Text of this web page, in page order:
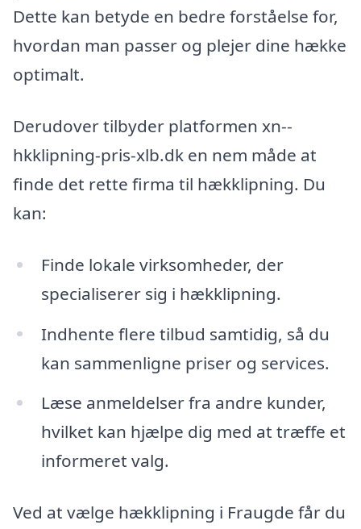
Dette kan betyde en bedre forståelse for,
hvordan man passer og plejer dine hække
optimalt.
Derudover tilbyder platformen xn--
hkklipning-pris-xlb.dk en nem måde at
finde det rette firma til hækklipning. Du
kan:
Finde lokale virksomheder, der
specialiserer sig i hækklipning.
Indhente flere tilbud samtidig, så du
kan sammenligne priser og services.
Læse anmeldelser fra andre kunder,
hvilket kan hjælpe dig med at træffe et
informeret valg.
Ved at vælge hækklipning i Fraugde får du